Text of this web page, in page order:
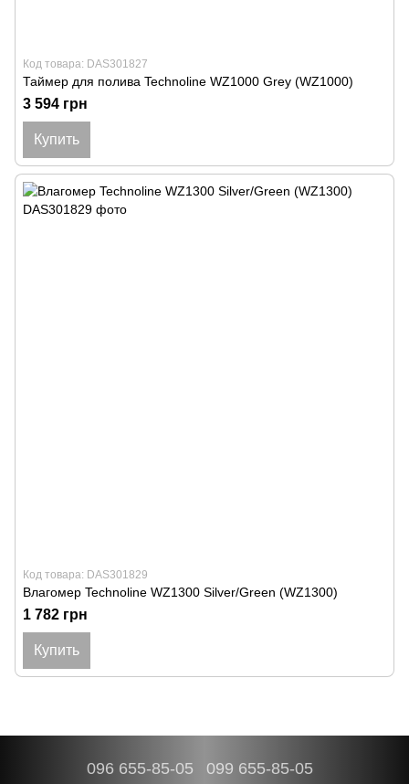
Код товара: DAS301827
Таймер для полива Technoline WZ1000 Grey (WZ1000)
3 594 грн
Купить
Код товара: DAS301829
Влагомер Technoline WZ1300 Silver/Green (WZ1300)
1 782 грн
Купить
096 655-85-05 099 655-85-05